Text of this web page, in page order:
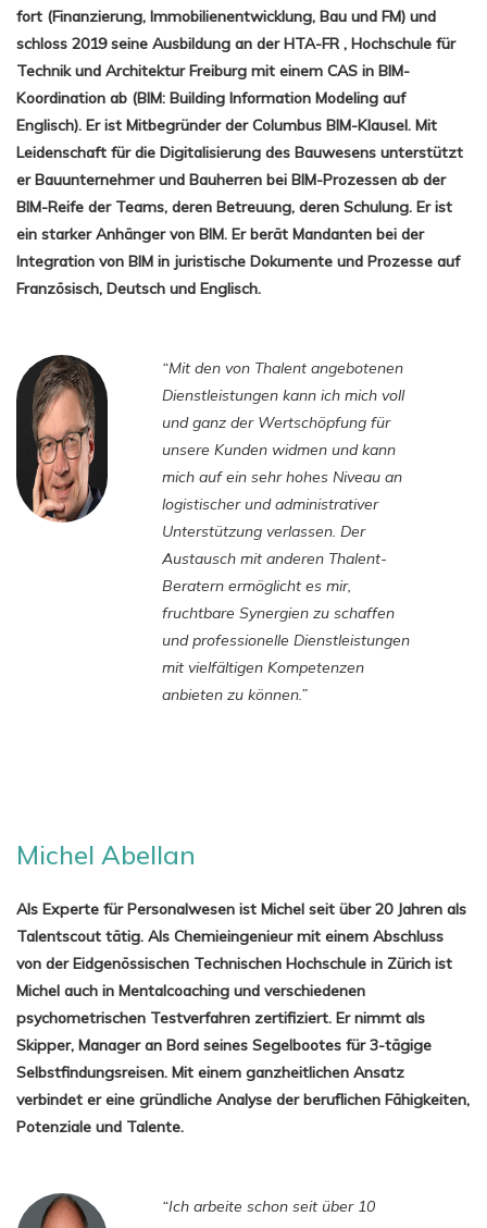
fort (Finanzierung, Immobilienentwicklung, Bau und FM) und
schloss 2019 seine Ausbildung an der HTA-FR , Hochschule für
Technik und Architektur Freiburg mit einem CAS in BIM-
Koordination ab (BIM: Building Information Modeling auf
Englisch). Er ist Mitbegründer der Columbus BIM-Klausel. Mit
Leidenschaft für die Digitalisierung des Bauwesens unterstützt
er Bauunternehmer und Bauherren bei BIM-Prozessen ab der
BIM-Reife der Teams, deren Betreuung, deren Schulung. Er ist
ein starker Anhänger von BIM. Er berät Mandanten bei der
Integration von BIM in juristische Dokumente und Prozesse auf
Französisch, Deutsch und Englisch.
“Mit den von Thalent angebotenen
Dienstleistungen kann ich mich voll
und ganz der Wertschöpfung für
unsere Kunden widmen und kann
mich auf ein sehr hohes Niveau an
logistischer und administrativer
Unterstützung verlassen. Der
Austausch mit anderen Thalent-
Beratern ermöglicht es mir,
fruchtbare Synergien zu schaffen
und professionelle Dienstleistungen
mit vielfältigen Kompetenzen
anbieten zu können.”
Michel Abellan
Als Experte für Personalwesen ist Michel seit über 20 Jahren als
Talentscout tätig. Als Chemieingenieur mit einem Abschluss
von der Eidgenössischen Technischen Hochschule in Zürich ist
Michel auch in Mentalcoaching und verschiedenen
psychometrischen Testverfahren zertifiziert. Er nimmt als
Skipper, Manager an Bord seines Segelbootes für 3-tägige
Selbstfindungsreisen. Mit einem ganzheitlichen Ansatz
verbindet er eine gründliche Analyse der beruflichen Fähigkeiten,
Potenziale und Talente.
“Ich arbeite schon seit über 10